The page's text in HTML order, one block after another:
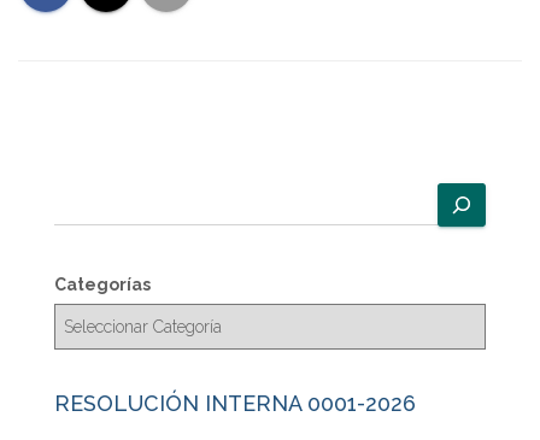
u
c
a
Categorías
RESOLUCIÓN INTERNA 0001-2026